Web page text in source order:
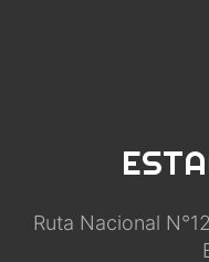
Ruta Nacional